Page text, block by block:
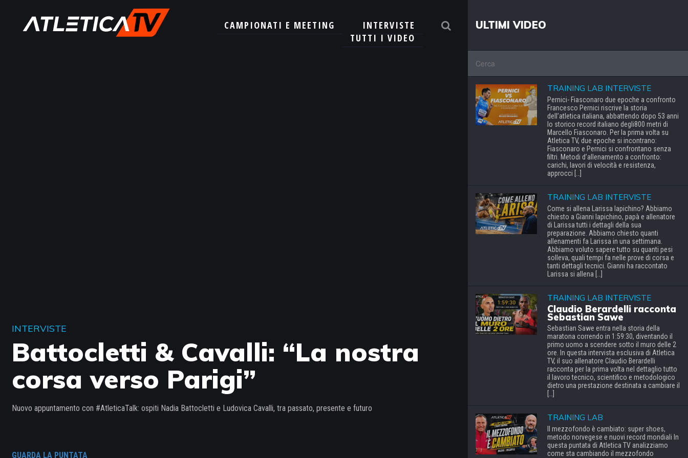
CAMPIONATI E MEETING
INTERVISTE
TUTTI I VIDEO
INTERVISTE
Battocletti & Cavalli: “La nostra
corsa verso Parigi”
Nuovo appuntamento con #AtleticaTalk: ospiti Nadia Battocletti e Ludovica Cavalli, tra passato, presente e futuro
GUARDA LA PUNTATA
ULTIMI VIDEO
TRAINING LAB INTERVISTE
Pernici- Fiasconaro due epoche a confronto
Francesco Pernici riscrive la storia
dell’atletica italiana, abbattendo dopo 53 anni
lo storico record italiano degli800 metri di
Marcello Fiasconaro. Per la prima volta su
Atletica TV, due epoche si incontrano:
Fiasconaro e Pernici si confrontano senza
filtri. Metodi d’allenamento a confronto:
carichi, lavori di velocità e resistenza,
approcci […]
TRAINING LAB INTERVISTE
Come si allena Larissa Iapichino? Abbiamo
chiesto a Gianni Iapichino, papà e allenatore
di Larissa tutti i dettagli della sua
preparazione. Abbiamo chiesto quanti
allenamenti fa Larissa in una settimana.
Abbiamo voluto sapere tutto su quanti pesi
solleva, quali tempi fa nelle prove di corsa e
tanti dettagli tecnici. Gianni ha raccontato
Larissa si allena […]
TRAINING LAB INTERVISTE
Claudio Berardelli racconta
Sebastian Sawe
Sebastian Sawe entra nella storia della
maratona correndo in 1:59:30, diventando il
primo uomo a scendere sotto il muro delle 2
ore. In questa intervista esclusiva di Atletica
TV, il suo allenatore Claudio Berardelli
racconta per la prima volta nel dettaglio tutto
il lavoro tecnico, scientifico e metodologico
dietro una prestazione destinata a cambiare il
TRAINING LAB
Il mezzofondo è cambiato: super shoes,
metodo norvegese e nuovi record mondiali In
questa puntata di Atletica TV analizziamo
come sta cambiando il mezzofondo